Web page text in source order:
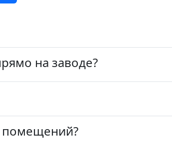
на заводе?
помещений?